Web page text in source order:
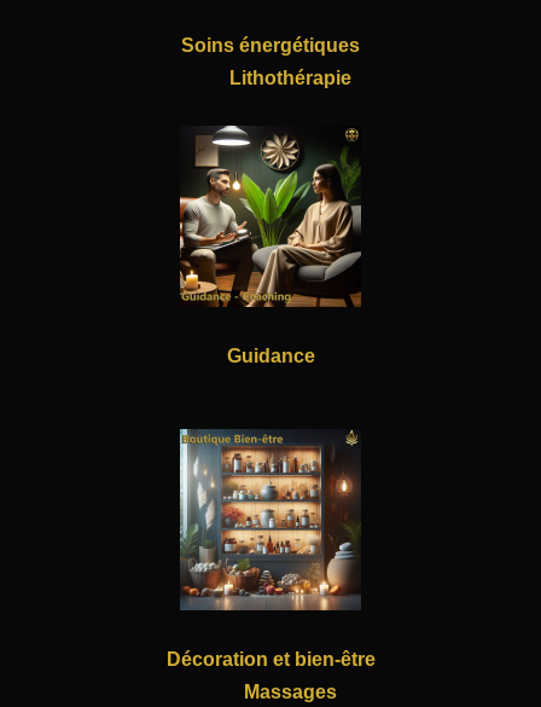
Soins énergétiques
Lithothérapie
Guidance
Décoration et bien-être
Massages